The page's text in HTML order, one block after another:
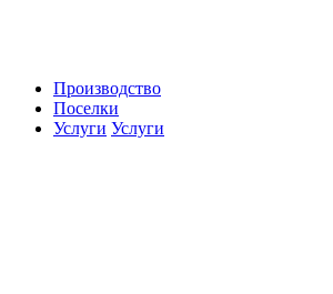
Производство
Поселки
Услуги Услуги